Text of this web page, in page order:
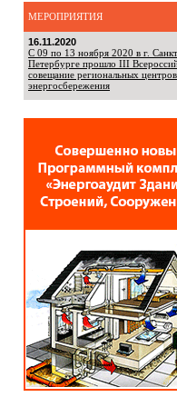
МЕРОПРИЯТИЯ
16.11.2020
С 09 по 13 ноября 2020 в г.
Петербурге прошло III
совещание региональных центров
энергосбережения